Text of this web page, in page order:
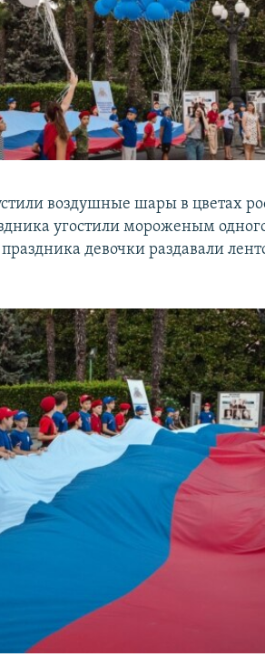
воздушные шары в цветах
угостили мороженым
девочки раздавали